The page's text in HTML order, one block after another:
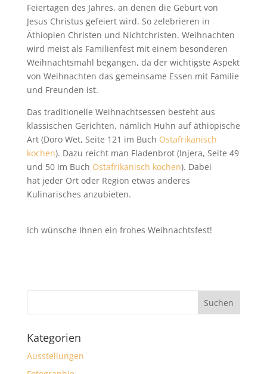
Feiertagen des Jahres, an denen die Geburt von
Jesus Christus gefeiert wird. So zelebrieren in
Äthiopien Christen und Nichtchristen. Weihnachten
wird meist als Familienfest mit einem besonderen
Weihnachtsmahl begangen, da der wichtigste Aspekt
von Weihnachten das gemeinsame Essen mit Familie
und Freunden ist.
Das traditionelle Weihnachtsessen besteht aus
klassischen Gerichten, nämlich Huhn auf äthiopische
Art (Doro Wet, Seite 121 im Buch Ostafrikanisch
kochen). Dazu reicht man Fladenbrot (Injera, Seite 49
und 50 im Buch Ostafrikanisch kochen). Dabei
hat jeder Ort oder Region etwas anderes
Kulinarisches anzubieten.
Ich wünsche Ihnen ein frohes Weihnachtsfest!
Kategorien
Ausstellungen